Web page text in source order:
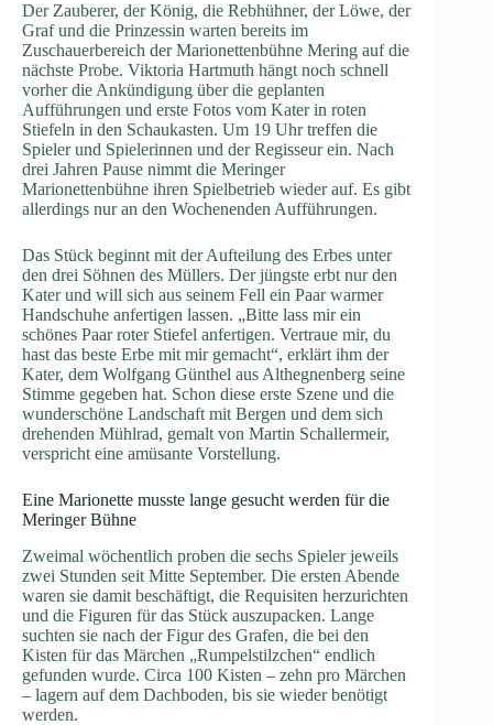
Der Zauberer, der König, die Rebhühner, der Löwe, der
Graf und die Prinzessin warten bereits im
Zuschauerbereich der Marionettenbühne Mering auf die
nächste Probe. Viktoria Hartmuth hängt noch schnell
vorher die Ankündigung über die geplanten
Aufführungen und erste Fotos vom Kater in roten
Stiefeln in den Schaukasten. Um 19 Uhr treffen die
Spieler und Spielerinnen und der Regisseur ein. Nach
drei Jahren Pause nimmt die Meringer
Marionettenbühne ihren Spielbetrieb wieder auf. Es gibt
allerdings nur an den Wochenenden Aufführungen.
Das Stück beginnt mit der Aufteilung des Erbes unter
den drei Söhnen des Müllers. Der jüngste erbt nur den
Kater und will sich aus seinem Fell ein Paar warmer
Handschuhe anfertigen lassen. „Bitte lass mir ein
schönes Paar roter Stiefel anfertigen. Vertraue mir, du
hast das beste Erbe mit mir gemacht“, erklärt ihm der
Kater, dem Wolfgang Günthel aus Althegnenberg seine
Stimme gegeben hat. Schon diese erste Szene und die
wunderschöne Landschaft mit Bergen und dem sich
drehenden Mühlrad, gemalt von Martin Schallermeir,
verspricht eine amüsante Vorstellung.
Eine Marionette musste lange gesucht werden für die
Meringer Bühne
Zweimal wöchentlich proben die sechs Spieler jeweils
zwei Stunden seit Mitte September. Die ersten Abende
waren sie damit beschäftigt, die Requisiten herzurichten
und die Figuren für das Stück auszupacken. Lange
suchten sie nach der Figur des Grafen, die bei den
Kisten für das Märchen „Rumpelstilzchen“ endlich
gefunden wurde. Circa 100 Kisten – zehn pro Märchen
– lagern auf dem Dachboden, bis sie wieder benötigt
werden.